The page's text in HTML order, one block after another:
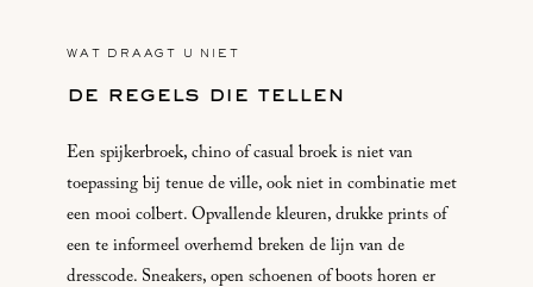
WAT DRAAGT U NIET
de regels die tellen
Een spijkerbroek, chino of casual broek is niet van
toepassing bij tenue de ville, ook niet in combinatie met
een mooi colbert. Opvallende kleuren, drukke prints of
een te informeel overhemd breken de lijn van de
dresscode. Sneakers, open schoenen of boots horen er